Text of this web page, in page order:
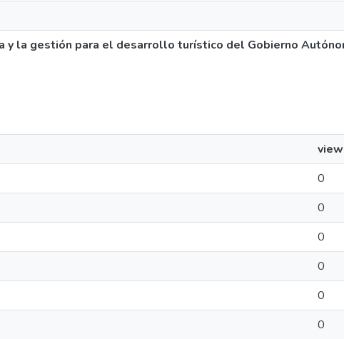
y la gestión para el desarrollo turístico del Gobierno
0
0
0
0
0
0